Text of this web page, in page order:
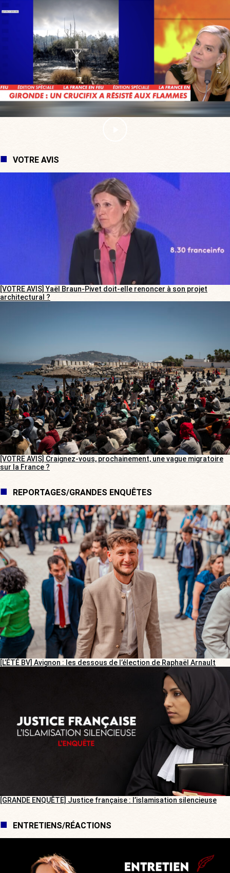
VOTRE AVIS
[VOTRE AVIS] Yaël Braun-Pivet doit-elle renoncer à son projet
architectural ?
[VOTRE AVIS] Craignez-vous, prochainement, une vague migratoire
sur la France ?
REPORTAGES/GRANDES ENQUÊTES
[L’ÉTÉ BV] Avignon : les dessous de l’élection de Raphaël Arnault
[GRANDE ENQUÊTE] Justice française : l’islamisation silencieuse
ENTRETIENS/RÉACTIONS